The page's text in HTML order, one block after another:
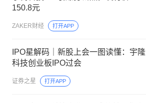
150.8元
ZAKER财经 打开APP
IPO星解码｜新股上会一图读懂：宇隆
科技创业板IPO过会
证券之星 打开APP